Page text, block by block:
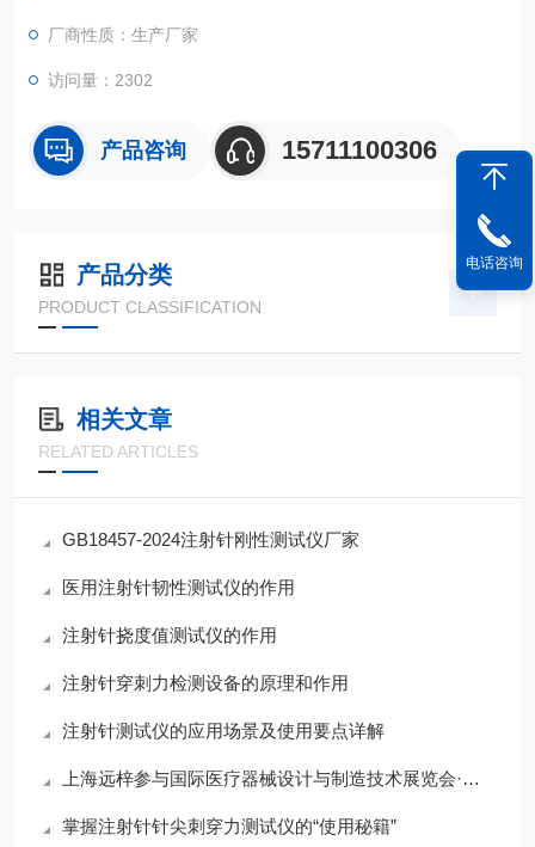
厂商性质：生产厂家
访问量：2302
产品咨询 15711100306
产品分类
PRODUCT CLASSIFICATION
相关文章
RELATED ARTICLES
GB18457-2024注射针刚性测试仪厂家
医用注射针韧性测试仪的作用
注射针挠度值测试仪的作用
注射针穿刺力检测设备的原理和作用
注射针测试仪的应用场景及使用要点详解
上海远梓参与国际医疗器械设计与制造技术展览会·中国圆满结束
掌握注射针针尖刺穿力测试仪的“使用秘籍”
电话咨询